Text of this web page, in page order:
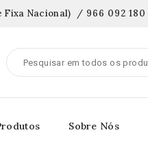
Fixa Nacional) / 966 092 180
Sobre Nós